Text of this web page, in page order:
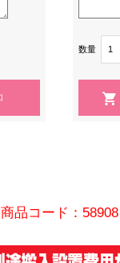
数量
商品コード：58908